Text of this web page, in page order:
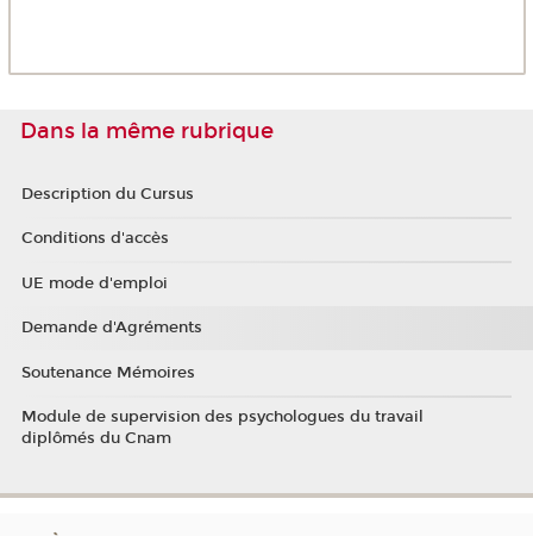
Dans la même rubrique
Description du Cursus
Conditions d'accès
UE mode d'emploi
Demande d'Agréments
Soutenance Mémoires
Module de supervision des psychologues du travail
diplômés du Cnam